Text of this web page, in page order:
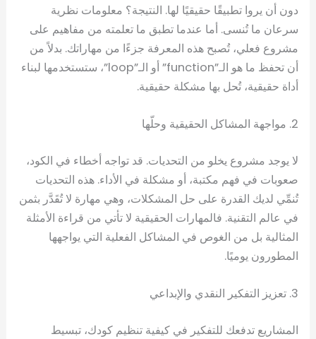
دون أن يروا تطبيقًا حقيقيًا لها. النتيجة؟ معلومات نظرية
سرعان ما تُنسى. أما عندما تطبق ما تعلمته من مفاهيم على
مشروع فعلي، تُصبح هذه المعرفة جزءًا من مهاراتك. بدلاً من
أن تحفظ ما هو الـ”function” أو الـ”loop”، ستستخدمها لبناء
أداة حقيقية، تُحل بها مشكلة حقيقية.
2. مواجهة المشاكل الحقيقية وحلّها
لا يوجد مشروع يخلو من التحديات. قد تواجه أخطاء في الكود،
صعوبات في فهم مكتبة، أو مشكلة في الأداء. هذه التحديات
تُنمِّي لديك القدرة على حل المشكلات، وهي مهارة لا تُقَدَّر بثمن
في عالم التقنية. فالمهارات الحقيقية لا تأتي من قراءة الأمثلة
المثالية بل من الغوص في المشاكل الفعلية التي يواجهها
المطورون يوميًا.
3. تعزيز التفكير النقدي والإبداعي
المشاريع تدفعك للتفكير في كيفية تنظيم كودك، تبسيط